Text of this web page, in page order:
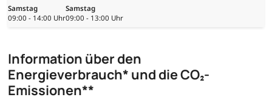
Samstag
09:00 - 14:00 Uhr
Samstag
09:00 - 13:00 Uhr
Information über den
Energieverbrauch* und die CO₂-
Emissionen**